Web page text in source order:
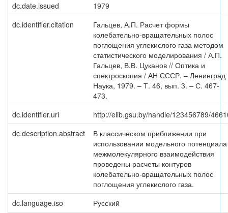
dc.date.issued
1979
dc.identifier.citation
Гальцев, А.П. Расчет формы
колебательно-вращательных полос
поглощения углекислого газа методом
статистического моделирования / А.П.
Гальцев, В.В. Цуканов // Оптика и
спектроскопия / АН СССР. – Ленинград
Наука, 1979. – Т. 46, вып. 3. – С. 467-
473.
dc.identifier.uri
http://elib.gsu.by/handle/123456789/
dc.description.abstract
В классическом приближении при
использовании модельного потенциала
межмолекулярного взаимодействия
проведены расчеты контуров
колебательно-вращательных полос
поглощения углекислого газа.
dc.language.iso
Русский